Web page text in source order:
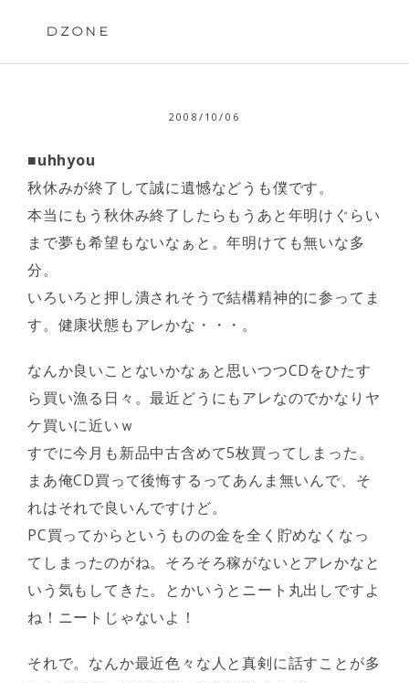
DZONE
2008/10/06
■uhhyou
秋休みが終了して誠に遺憾などうも僕です。
本当にもう秋休み終了したらもうあと年明けぐらい
まで夢も希望もないなぁと。年明けても無いな多
分。
いろいろと押し潰されそうで結構精神的に参ってま
す。健康状態もアレかな・・・。
なんか良いことないかなぁと思いつつCDをひたす
ら買い漁る日々。最近どうにもアレなのでかなりヤ
ケ買いに近いｗ
すでに今月も新品中古含めて5枚買ってしまった。
まあ俺CD買って後悔するってあんま無いんで、そ
れはそれで良いんですけど。
PC買ってからというものの金を全く貯めなくなっ
てしまったのがね。そろそろ稼がないとアレかなと
いう気もしてきた。とかいうとニート丸出しですよ
ね！ニートじゃないよ！
それで。なんか最近色々な人と真剣に話すことが多